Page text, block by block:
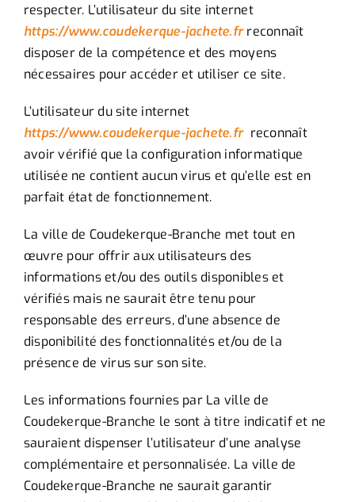
respecter. L’utilisateur du site internet
https://www.coudekerque-jachete.frreconnaît
disposer de la compétence et des moyens
nécessaires pour accéder et utiliser ce site.
L’utilisateur du site internet
https://www.coudekerque-jachete.fr reconnaît
avoir vérifié que la configuration informatique
utilisée ne contient aucun virus et qu’elle est en
parfait état de fonctionnement.
La ville de Coudekerque-Branche met tout en
œuvre pour offrir aux utilisateurs des
informations et/ou des outils disponibles et
vérifiés mais ne saurait être tenu pour
responsable des erreurs, d’une absence de
disponibilité des fonctionnalités et/ou de la
présence de virus sur son site.
Les informations fournies par La ville de
Coudekerque-Branche le sont à titre indicatif et ne
sauraient dispenser l’utilisateur d’une analyse
complémentaire et personnalisée. La ville de
Coudekerque-Branche ne saurait garantir